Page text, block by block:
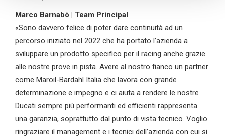
Marco Barnabò | Team Principal
«Sono davvero felice di poter dare continuità ad un
percorso iniziato nel 2022 che ha portato l’azienda a
sviluppare un prodotto specifico per il racing anche grazie
alle nostre prove in pista. Avere al nostro fianco un partner
come Maroil-Bardahl Italia che lavora con grande
determinazione e impegno e ci aiuta a rendere le nostre
Ducati sempre più performanti ed efficienti rappresenta
una garanzia, soprattutto dal punto di vista tecnico. Voglio
ringraziare il management e i tecnici dell’azienda con cui si